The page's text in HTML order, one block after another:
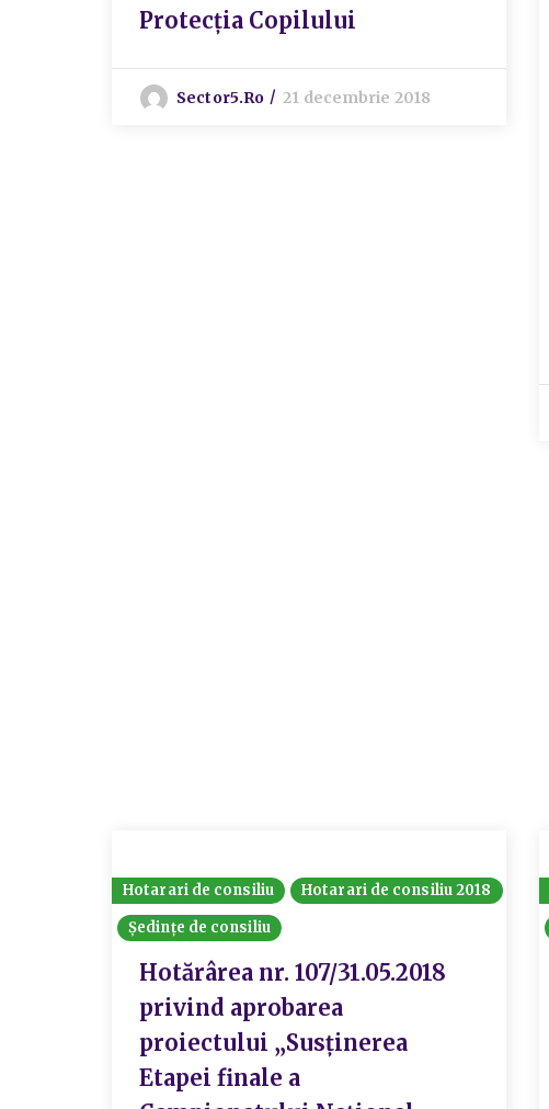
Protecția Copilului
Sector5.ro 21 decembrie 2018
Hotarari de consiliu
Hotarari de consiliu 2018
Ședințe de consiliu
Hotărârea nr. 107/31.05.2018
privind aprobarea
proiectului „Susținerea
Etapei finale a